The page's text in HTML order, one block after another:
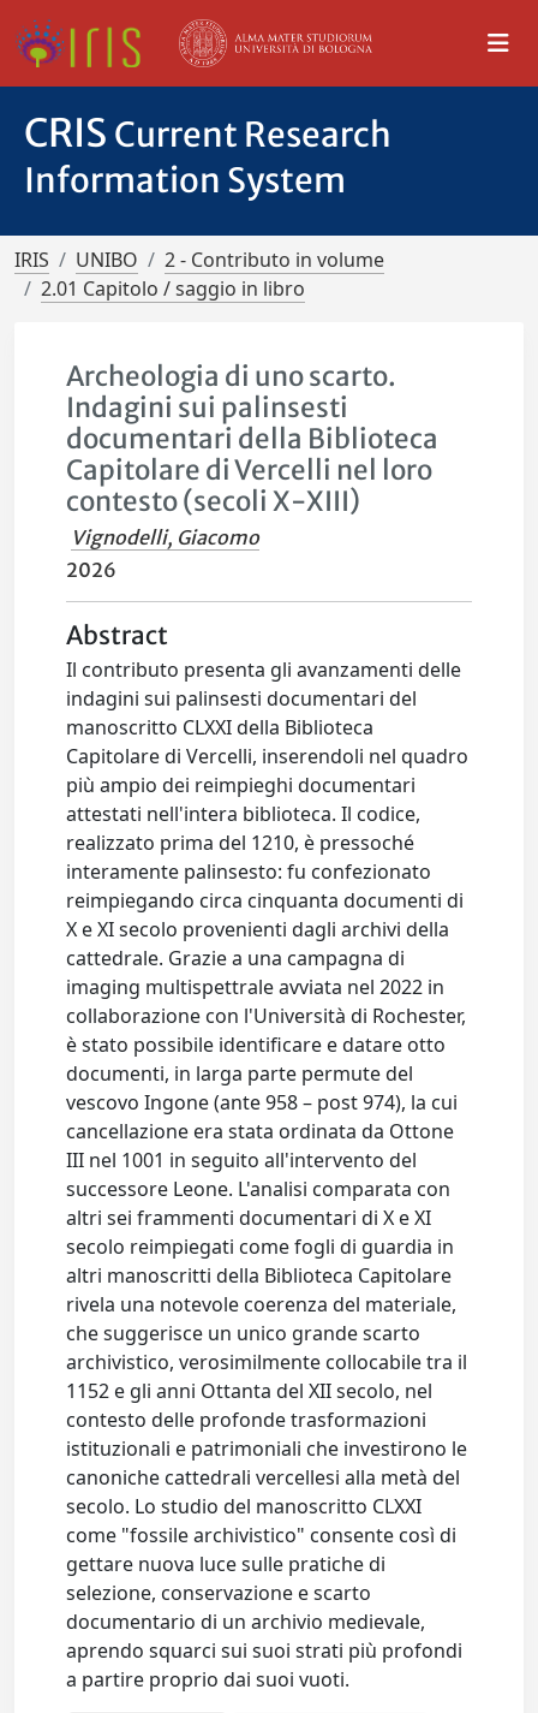
CRIS Current Research
Information System
IRIS UNIBO
2 - Contributo in volume
2.01 Capitolo / saggio in libro
Archeologia di uno scarto.
Indagini sui palinsesti
documentari della Biblioteca
Capitolare di Vercelli nel loro
contesto (secoli X-XIII)
Vignodelli, Giacomo
2026
Abstract
Il contributo presenta gli avanzamenti delle
indagini sui palinsesti documentari del
manoscritto CLXXI della Biblioteca
Capitolare di Vercelli, inserendoli nel quadro
più ampio dei reimpieghi documentari
attestati nell'intera biblioteca. Il codice,
realizzato prima del 1210, è pressoché
interamente palinsesto: fu confezionato
reimpiegando circa cinquanta documenti di
X e XI secolo provenienti dagli archivi della
cattedrale. Grazie a una campagna di
imaging multispettrale avviata nel 2022 in
collaborazione con l'Università di Rochester,
è stato possibile identificare e datare otto
documenti, in larga parte permute del
vescovo Ingone (ante 958 – post 974), la cui
cancellazione era stata ordinata da Ottone
III nel 1001 in seguito all'intervento del
successore Leone. L'analisi comparata con
altri sei frammenti documentari di X e XI
secolo reimpiegati come fogli di guardia in
altri manoscritti della Biblioteca Capitolare
rivela una notevole coerenza del materiale,
che suggerisce un unico grande scarto
archivistico, verosimilmente collocabile tra il
1152 e gli anni Ottanta del XII secolo, nel
contesto delle profonde trasformazioni
istituzionali e patrimoniali che investirono le
canoniche cattedrali vercellesi alla metà del
secolo. Lo studio del manoscritto CLXXI
come "fossile archivistico" consente così di
gettare nuova luce sulle pratiche di
selezione, conservazione e scarto
documentario di un archivio medievale,
aprendo squarci sui suoi strati più profondi
a partire proprio dai suoi vuoti.